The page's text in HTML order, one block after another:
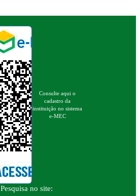
Consulte aqui o
cadastro da
instituição no sistema
e-MEC
Pesquisa no site: